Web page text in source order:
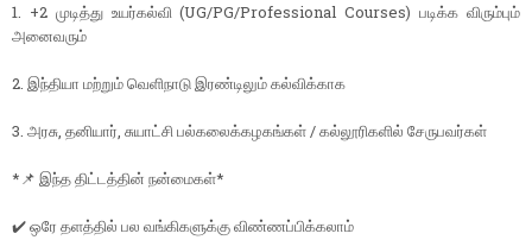
1. +2 முடித்து உயர்கல்வி (UG/PG/Professional Courses) படிக்க விரும்பும்
அனைவரும்
2. இந்தியா மற்றும் வெளிநாடு இரண்டிலும் கல்விக்காக
3. அரசு, தனியார், சுயாட்சி பல்கலைக்கழகங்கள் / கல்லூரிகளில் சேருபவர்கள்
*📌 இந்த திட்டத்தின் நன்மைகள்*
✔️ ஒரே தளத்தில் பல வங்கிகளுக்கு விண்ணப்பிக்கலாம்